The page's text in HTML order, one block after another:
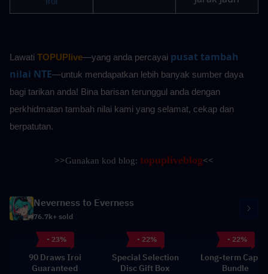
Lawati TOPUPlive—yang anda percayai pusat tambah
nilai NTE—untuk mendapatkan lebih banyak sumber daya
bagi tarikan anda! Bina barisan terunggul anda dengan
perkhidmatan tambah nilai kami yang selamat, cekap dan
berpatutan.
>>Gunakan kod blog: topupliveblog<<
Neverness to Everness
76.7k+ sold
- 23%
90 Draws Iroi
Guaranteed
- 22%
Special Selection
Disc Gift Box
- 22%
Long-term
Bundle